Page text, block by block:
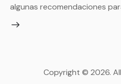
algunas recomendaciones
Copyright © 2026.